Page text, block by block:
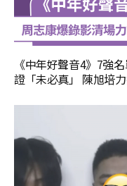
《中年好聲音4》7強
證「未必真」 陳旭培